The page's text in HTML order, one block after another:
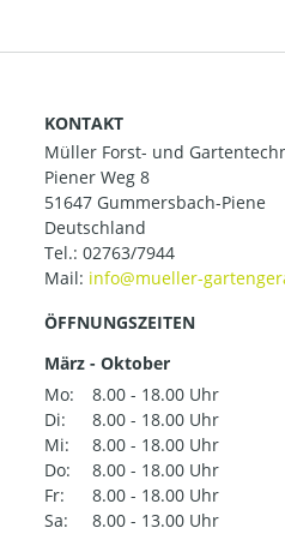
KONTAKT
Müller Forst- und
Piener Weg 8
51647 Gummersbach-Piene
Deutschland
Tel.: 02763/7944
Mail:
ÖFFNUNGSZEITEN
März - Oktober
Mo:
8.00 - 18.00 Uhr
Di:
8.00 - 18.00 Uhr
Mi:
8.00 - 18.00 Uhr
Do:
8.00 - 18.00 Uhr
Fr:
8.00 - 18.00 Uhr
Sa:
8.00 - 13.00 Uhr